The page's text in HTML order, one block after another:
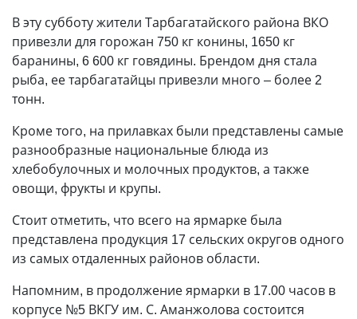
В эту субботу жители Тарбагатайского района ВКО
привезли для горожан 750 кг конины, 1650 кг
баранины, 6 600 кг говядины. Брендом дня стала
рыба, ее тарбагатайцы привезли много – более 2
тонн.
Кроме того, на прилавках были представлены самые
разнообразные национальные блюда из
хлебобулочных и молочных продуктов, а также
овощи, фрукты и крупы.
Стоит отметить, что всего на ярмарке была
представлена продукция 17 сельских округов одного
из самых отдаленных районов области.
Напомним, в продолжение ярмарки в 17.00 часов в
корпусе №5 ВКГУ им. С. Аманжолова состоится